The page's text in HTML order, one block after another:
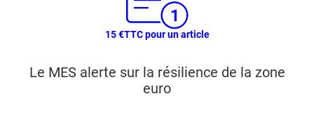
15 €TTC pour un article
Le MES alerte sur la résilience de la zone
euro